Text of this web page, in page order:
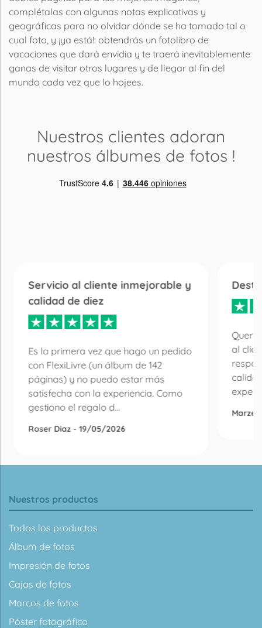
complétalas con algunas notas explicativas y
geográficas para no olvidar dónde se ha tomado tal o
cual foto, y ¡ya está!: obtendrás un fotolibro de
vacaciones que dará envidia y te traerá inevitablemente
ganas de visitar otros lugares y de llegar al fin del
mundo cada vez que lo hojees.
Nuestros clientes adoran
nuestros álbumes de fotos !
Servicio al cliente inmejorable y
calidad de diez
Es la primera vez que hago un pedido
con FlexiLivre (un álbum de 142
páginas) y no puedo estar más
satisfecha con la experiencia. Como
gestiono el regalo d...
Roser Diaz - 19/05/2026
al
Nuestros productos
Todos los productos
Álbum de fotos
Impresión de fotos
Cajas de fotos
Marcos de fotos
Póster fotográfico